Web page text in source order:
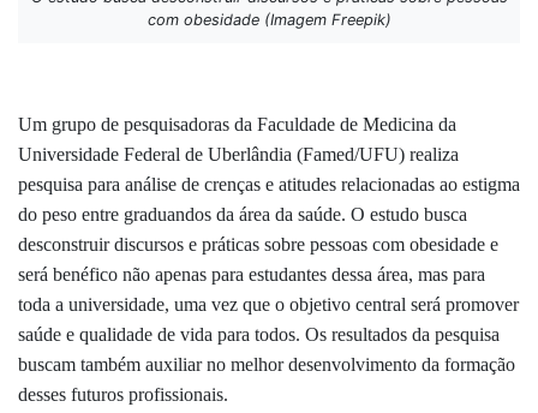
com obesidade (Imagem Freepik)
Um grupo de pesquisadoras da Faculdade de Medicina da
Universidade Federal de Uberlândia (Famed/UFU) realiza
pesquisa para análise de crenças e atitudes relacionadas ao estigma
do peso entre graduandos da área da saúde. O estudo busca
desconstruir discursos e práticas sobre pessoas com obesidade e
será benéfico não apenas para estudantes dessa área, mas para
toda a universidade, uma vez que o objetivo central será promover
saúde e qualidade de vida para todos. Os resultados da pesquisa
buscam também auxiliar no melhor desenvolvimento da formação
desses futuros profissionais.